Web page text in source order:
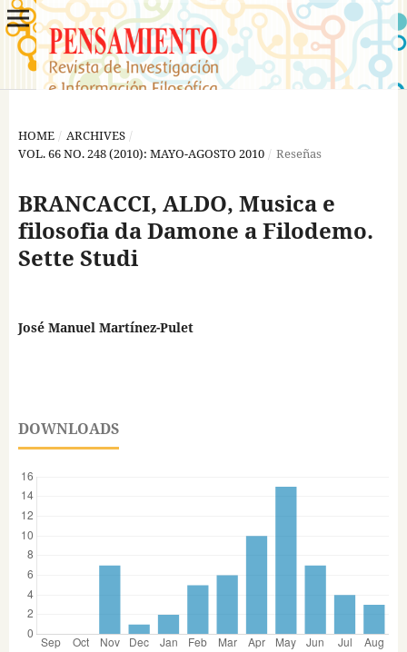
HOME / ARCHIVES /
VOL. 66 NO. 248 (2010): MAYO-AGOSTO 2010 / Reseñas
BRANCACCI, ALDO, Musica e
filosofia da Damone a Filodemo.
Sette Studi
José Manuel Martínez-Pulet
DOWNLOADS